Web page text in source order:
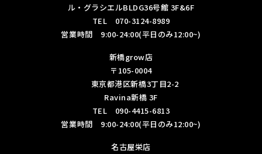
ル・グラシエルBLDG36号館 3F&6F
TEL 070-3124-8989
営業時間 9:00-24:00(平日のみ12:00~)
新橋grow店
〒105-0004
東京都港区新橋3丁目2-2
Ravina新橋 3F
TEL 090-4415-6813
営業時間 9:00-24:00(平日のみ12:00~)
名古屋栄店